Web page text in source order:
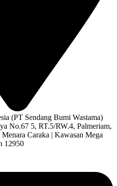
(PT Sendang Bumi Wastama)
No.67 5, RT.5/RW.4, Palmeriam,
Caraka | Kawasan Mega
12950